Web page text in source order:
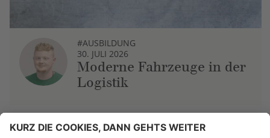
#AUSBILDUNG
30. JULI 2026
Moderne Fahrzeuge in der
Logistik